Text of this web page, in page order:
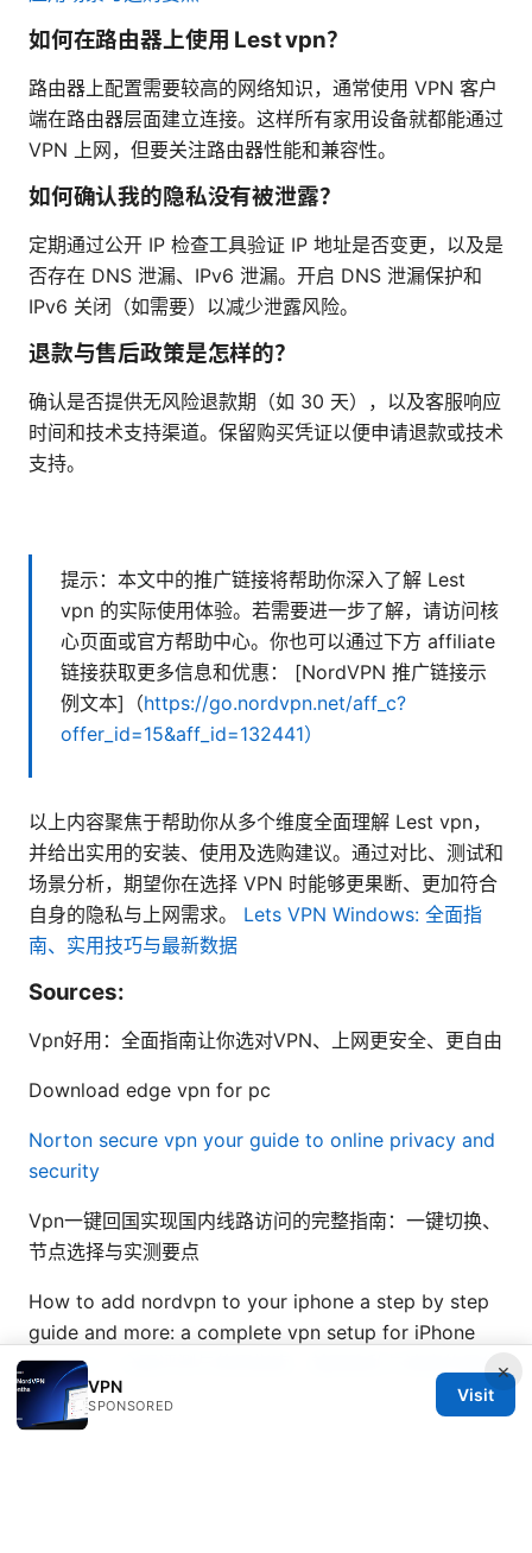
如何在路由器上使用 Lest vpn？
路由器上配置需要较高的网络知识，通常使用 VPN 客户
端在路由器层面建立连接。这样所有家用设备就都能通过
VPN 上网，但要关注路由器性能和兼容性。
如何确认我的隐私没有被泄露？
定期通过公开 IP 检查工具验证 IP 地址是否变更，以及是
否存在 DNS 泄漏、IPv6 泄漏。开启 DNS 泄漏保护和
IPv6 关闭（如需要）以减少泄露风险。
退款与售后政策是怎样的？
确认是否提供无风险退款期（如 30 天），以及客服响应
时间和技术支持渠道。保留购买凭证以便申请退款或技术
支持。
提示：本文中的推广链接将帮助你深入了解 Lest
vpn 的实际使用体验。若需要进一步了解，请访问核
⼼页面或官方帮助中心。你也可以通过下方 affiliate
链接获取更多信息和优惠： [NordVPN 推广链接示
例文本]（https://go.nordvpn.net/aff_c?
offer_id=15&aff_id=132441）
以上内容聚焦于帮助你从多个维度全面理解 Lest vpn，
并给出实用的安装、使用及选购建议。通过对比、测试和
场景分析，期望你在选择 VPN 时能够更果断、更加符合
自身的隐私与上网需求。 Lets VPN Windows: 全面指
南、实用技巧与最新数据
Sources:
Vpn好用：全面指南让你选对VPN、上网更安全、更自由
Download edge vpn for pc
Norton secure vpn your guide to online privacy and
security
Vpn一键回国实现国内线路访问的完整指南：一键切换、
节点选择与实测要点
How to add nordvpn to your iphone a step by step
guide and more: a complete vpn setup for iPhone
Leafvpn：全面评测与使用指南，兼顾隐私与速度的最佳
选择
×
VPN
SPONSORED
Visit